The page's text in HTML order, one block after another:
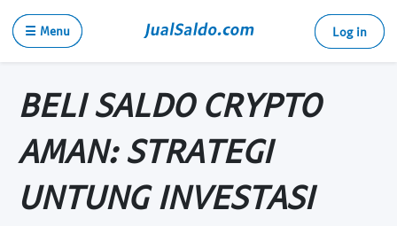
☰ Menu Log in
BELI SALDO CRYPTO
AMAN: STRATEGI
UNTUNG INVESTASI